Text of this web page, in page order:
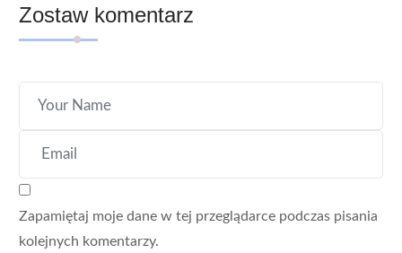
Zostaw komentarz
Zapamiętaj moje dane w tej przeglądarce podczas pisania
kolejnych komentarzy.